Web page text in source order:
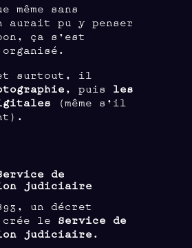
même sans
pu y penser
ça s’est
surtout, il
, puis les
(même s’il
de
judiciaire
un décret
le Service de
judiciaire .